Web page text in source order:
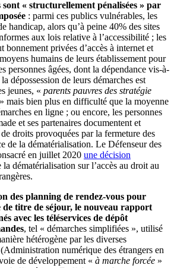
« structurellement pénalisées » par
: parmi ces publics vulnérables, les
handicap, alors qu’à peine 40% des sites
aux lois relative à l’accessibilité ; les
bonnement privées d’accès à internet et
humains de leurs établissement pour
personnes âgées, dont la dépendance vis-à-
dépossession de leurs démarches est
jeunes, « parents pauvres des stratégie
» mais bien plus en difficulté que la moyenne
en ligne ; ou encore, les personnes
et ses partenaires documentent et
droits provoquées par la fermeture des
de la dématérialisation. Le Défenseur des
en juillet 2020 une décision
la dématérialisation sur l’accès au droit au
des planning de rendez-vous pour
de titre de séjour, le nouveau rapport
avec les téléservices de dépôt
, tel « démarches simplifiées », utilisé
hétérogène par les diverses
numérique des étrangers en
de développement « à marche forcée »